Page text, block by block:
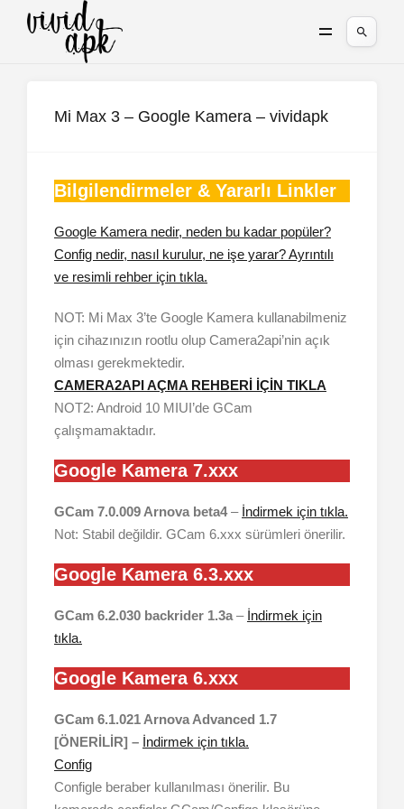
Mi Max 3 – Google Kamera – vividapk
Bilgilendirmeler & Yararlı Linkler
Google Kamera nedir, neden bu kadar popüler?
Config nedir, nasıl kurulur, ne işe yarar? Ayrıntılı
ve resimli rehber için tıkla.
NOT: Mi Max 3’te Google Kamera kullanabilmeniz
için cihazınızın rootlu olup Camera2api’nin açık
olması gerekmektedir.
CAMERA2API AÇMA REHBERİ İÇİN TIKLA
NOT2: Android 10 MIUI’de GCam
çalışmamaktadır.
Google Kamera 7.xxx
GCam 7.0.009 Arnova beta4– İndirmek için tıkla.
Not: Stabil değildir. GCam 6.xxx sürümleri önerilir.
Google Kamera 6.3.xxx
GCam 6.2.030 backrider 1.3a – İndirmek için
tıkla.
Google Kamera 6.xxx
GCam 6.1.021 Arnova Advanced 1.7
[ÖNERİLİR] – İndirmek için tıkla.
Config
Configle beraber kullanılması önerilir. Bu